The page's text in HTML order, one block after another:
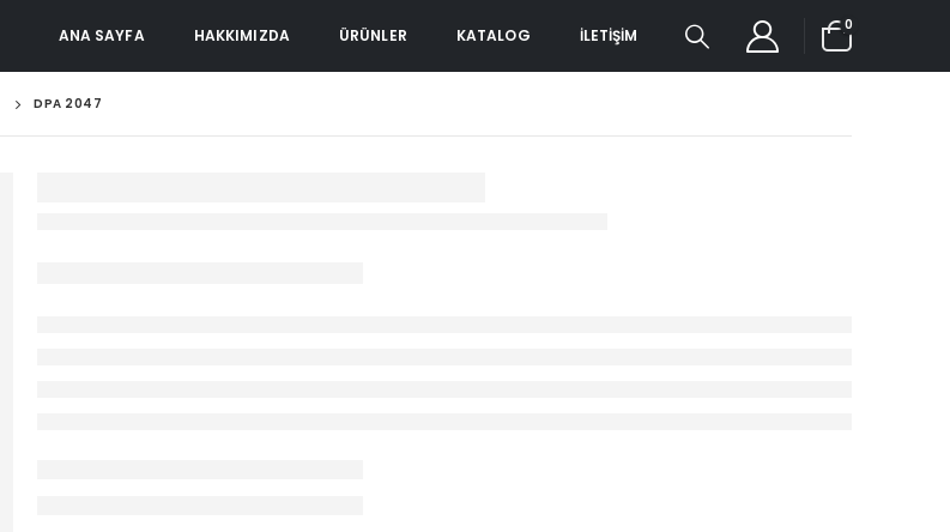
ANA SAYFA HAKKIMIZDA ÜRÜNLER KATALOG İLETIŞIM
0
DPA 2047